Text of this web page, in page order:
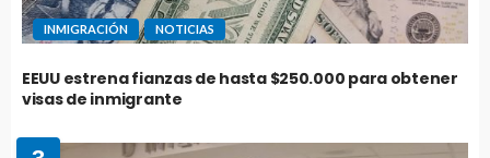
INMIGRACIÓN NOTICIAS
EEUU estrena fianzas de hasta $250.000 para obtener
visas de inmigrante